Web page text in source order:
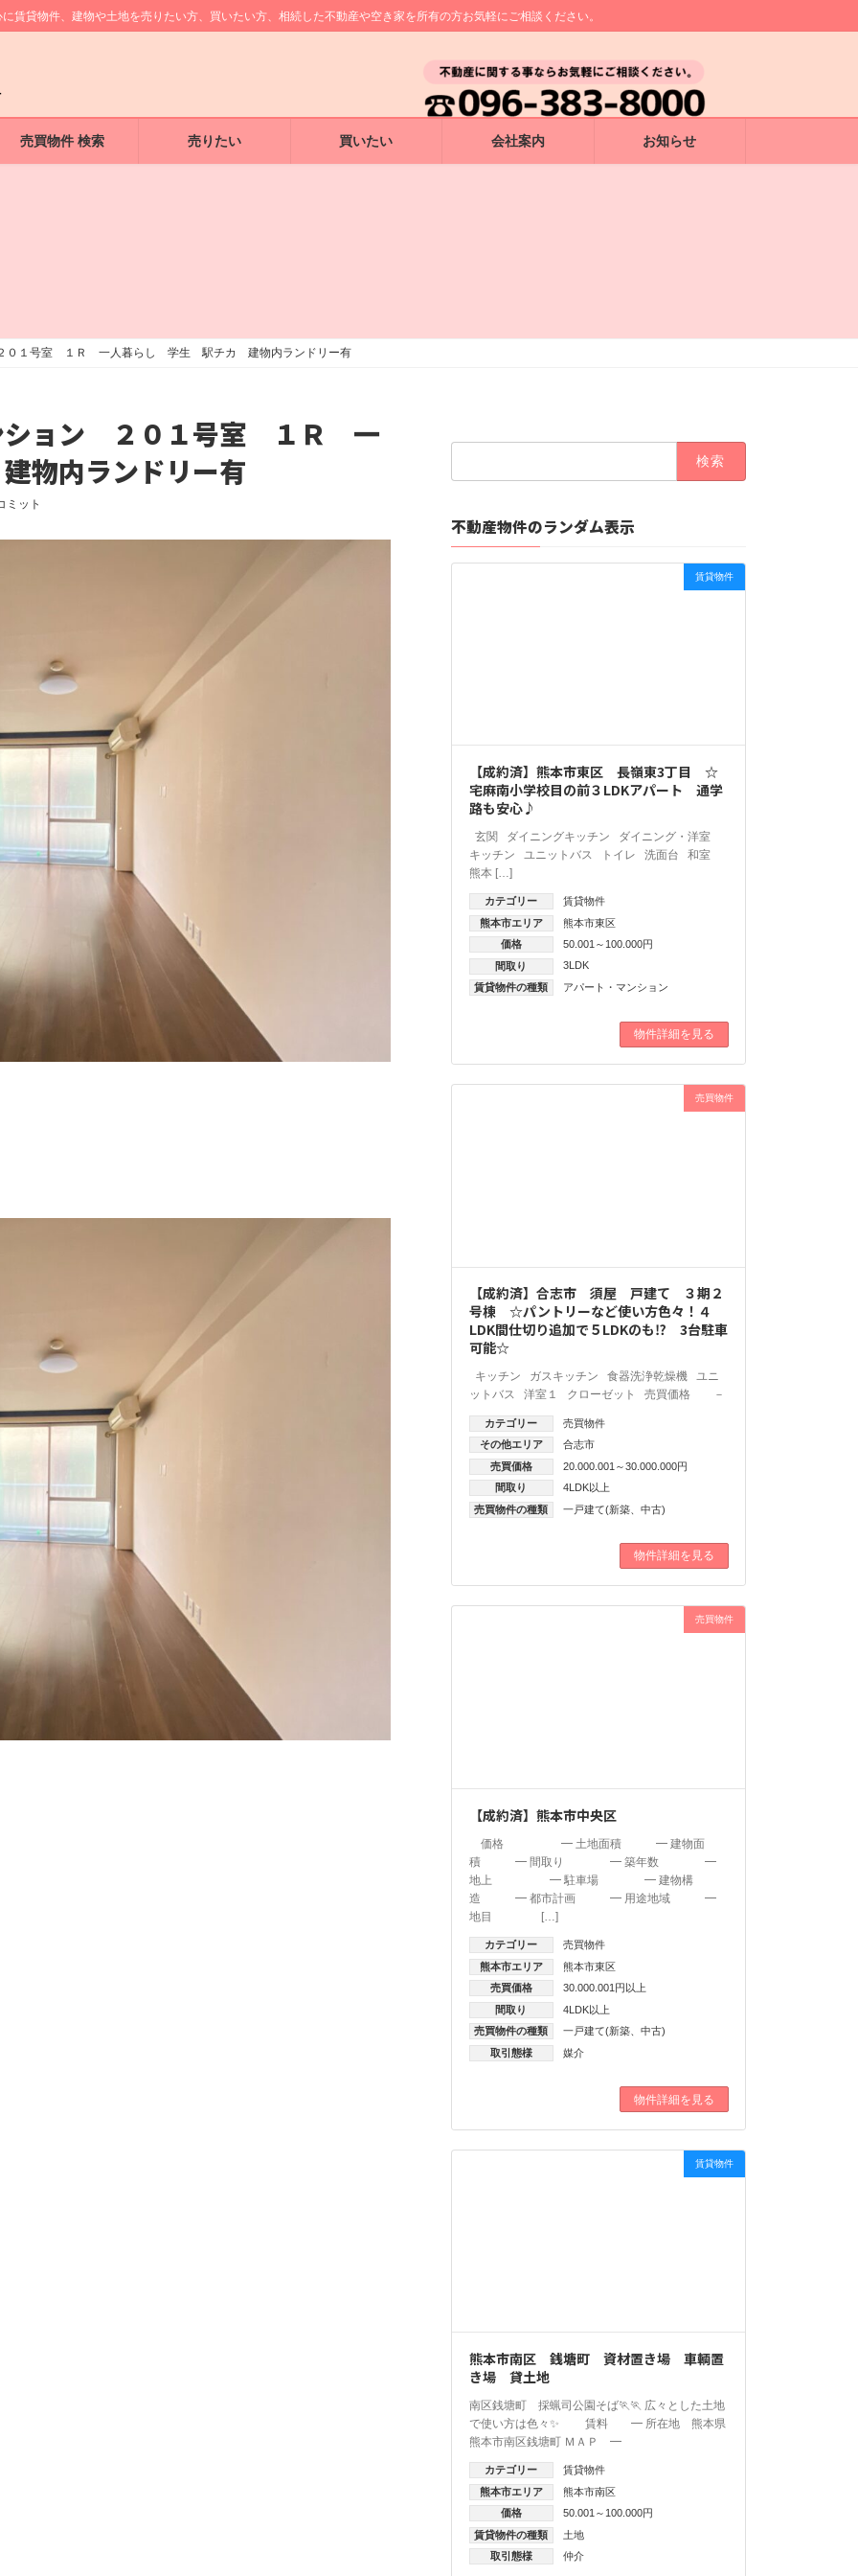
賃貸物件、建物や土地を売りたい方、買いたい方、相続した不動産や空き家を所有の方お気軽にご相談ください。
売買物件 検索 売りたい 買いたい 会社案内 お知らせ
１号室 １Ｒ 一人暮らし 学生 駅チカ 建物内ランドリー有
ョン ２０１号室 １Ｒ 一
内ランドリー有
ミット
検
不動産物件のランダム表示
賃貸物件
【成約済】熊本市東区 長嶺東3丁目 ☆
宅麻南小学校目の前３LDKアパート 通学
路も安心♪
玄関 ダイニングキッチン ダイニング・洋室
キッチン ユニットバス トイレ 洗面台 和室
熊本 […]
カテゴリー
賃貸物件
熊本市エリア
熊本市東区
価格
50.001～100.000円
間取り
3LDK
賃貸物件の種類
アパート・マンション
物件詳細を見る
売買物件
【成約済】合志市 須屋 戸建て ３期２
号棟 ☆パントリーなど使い方色々！４
LDK間仕切り追加で５LDKのも⁉ 3台駐車
可能☆
キッチン ガスキッチン 食器洗浄乾燥機 ユニ
ットバス 洋室１ クローゼット 売買価格 －
カテゴリー
売買物件
その他エリア
合志市
売買価格
20.000.001～30.000.000円
間取り
4LDK以上
売買物件の種類
一戸建て(新築、中古)
物件詳細を見る
売買物件
【成約済】熊本市中央区
価格 ━ 土地面積 ━ 建物面
積 ━ 間取り ━ 築年数 ━
地上 ━ 駐車場 ━ 建物構
造 ━ 都市計画 ━ 用途地域 ━
地目 […]
カテゴリー
売買物件
熊本市エリア
熊本市東区
売買価格
30.000.001円以上
間取り
4LDK以上
売買物件の種類
一戸建て(新築、中古)
取引態様
媒介
物件詳細を見る
賃貸物件
熊本市南区 銭塘町 資材置き場 車輌置
き場 貸土地
南区銭塘町 採蝋司公園そば🏃🏃 広々とした土地
で使い方は色々✨ 賃料 ━ 所在地 熊本県
熊本市南区銭塘町 ＭＡＰ ━
カテゴリー
賃貸物件
熊本市エリア
熊本市南区
価格
50.001～100.000円
賃貸物件の種類
土地
取引態様
仲介